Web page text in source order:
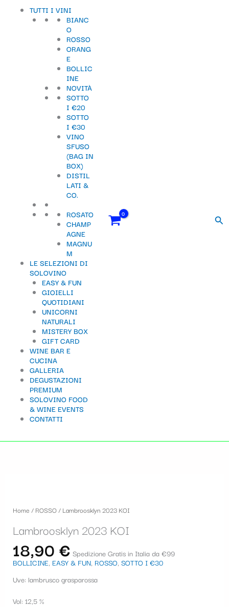
TUTTI I VINI
BIANC
O
ROSSO
ORANG
E
BOLLIC
INE
NOVITÀ
SOTTO
I €20
SOTTO
I €30
VINO
SFUSO
(BAG IN
BOX)
DISTIL
LATI &
CO.
ROSATO
CHAMP
AGNE
MAGNU
M
LE SELEZIONI DI
SOLOVINO
EASY & FUN
GIOIELLI
QUOTIDIANI
UNICORNI
NATURALI
MISTERY BOX
GIFT CARD
WINE BAR E
CUCINA
GALLERIA
DEGUSTAZIONI
PREMIUM
SOLOVINO FOOD
& WINE EVENTS
CONTATTI
Home / ROSSO/ Lambroosklyn 2023 KOI
Lambroosklyn 2023 KOI
18,90 € Spedizione Gratis in Italia da €99
BOLLICINE, EASY & FUN, ROSSO, SOTTO I €30
Uve: lambrusco grasparossa
Vol: 12,5 %
Carrello: